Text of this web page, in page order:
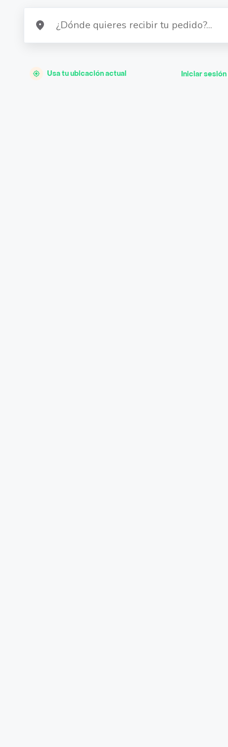
Usa tu ubicación actual Iniciar sesión